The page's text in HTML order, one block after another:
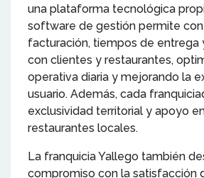
una plataforma tecnológica
software de gestión permite
facturación, tiempos de entrega
con clientes y restaurantes,
operativa diaria y mejorando la
usuario. Además, cada
exclusividad territorial y apoyo
restaurantes locales.
La franquicia Yallego también
compromiso con la satisfacción